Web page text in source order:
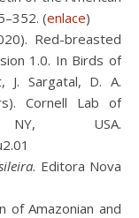
(enlace)
Red-breasted
1.0. In Birds of
Sargatal, D. A.
Cornell Lab of
NY, USA.
. Editora Nova
of Amazonian and